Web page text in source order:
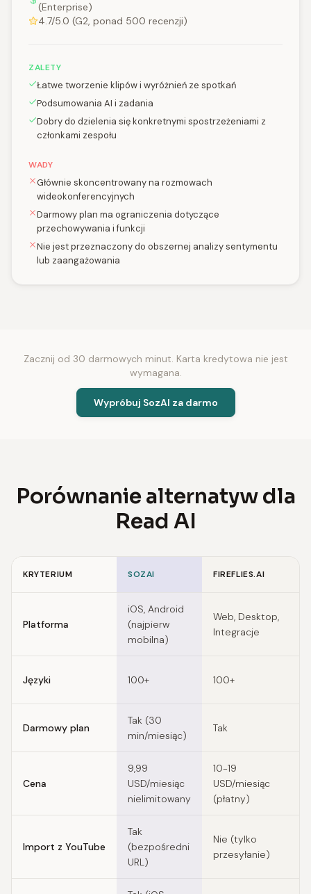
(Enterprise)
4.7/5.0 (G2, ponad 500 recenzji)
ZALETY
Łatwe tworzenie klipów i wyróżnień ze spotkań
Podsumowania AI i zadania
Dobry do dzielenia się konkretnymi spostrzeżeniami z
członkami zespołu
WADY
Głównie skoncentrowany na rozmowach
wideokonferencyjnych
Darmowy plan ma ograniczenia dotyczące
przechowywania i funkcji
Nie jest przeznaczony do obszernej analizy sentymentu
lub zaangażowania
Zacznij od 30 darmowych minut. Karta kredytowa nie jest
wymagana.
Wypróbuj SozAI za darmo
Porównanie alternatyw dla
Read AI
KRYTERIUM SOZAI FIREFLIES.AI
Platforma
iOS, Android
(najpierw
mobilna)
Web, Desktop,
Integracje
Języki 100+ 100+
Darmowy plan
Tak (30
min/miesiąc)
Tak
Cena
9,99
USD/miesiąc
nielimitowany
10-19
USD/miesiąc
(płatny)
Import z YouTube
Tak
(bezpośredni
URL)
Nie (tylko
przesyłanie)